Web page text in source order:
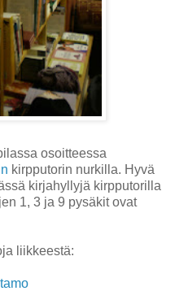
osoitteessa
kirpputorin nurkilla. Hyvä
kirjahyllyjä kirpputorilla
1, 3 ja 9 pysäkit ovat
liikkeestä: